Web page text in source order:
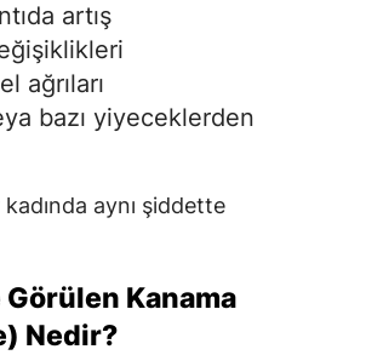
artış
ağrıları
bazı yiyeceklerden
aynı şiddette
Kanama
Nedir?